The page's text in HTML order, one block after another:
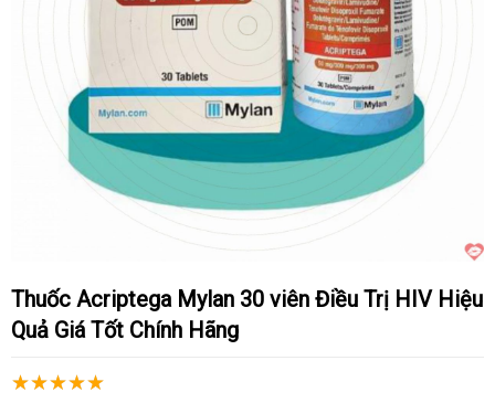
Thuốc Acriptega Mylan 30 viên Điều Trị HIV Hiệu
Quả Giá Tốt Chính Hãng